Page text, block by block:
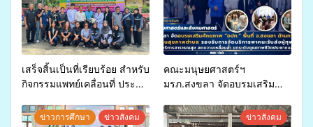
เสร็จสิ้นเป็นที่เรียบร้อย สำหรับ
กิจกรรมแพทย์เคลื่อนที่ ประจำ
สุขภาพแก่ประชาชนในพื้นที่
คณะมนุษยศาสตร์ฯ
มรภ.สงขลา จัดอบรมเสริม
จ่ายงบกองทุนสุขภาพตำบล
ข่าวการศึกษา ข่าวสังคม ข่าวสังคม